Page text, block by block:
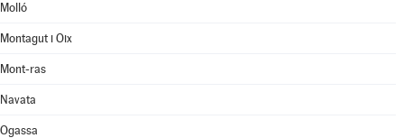
Molló
Montagut i Oix
Mont-ras
Navata
Ogassa